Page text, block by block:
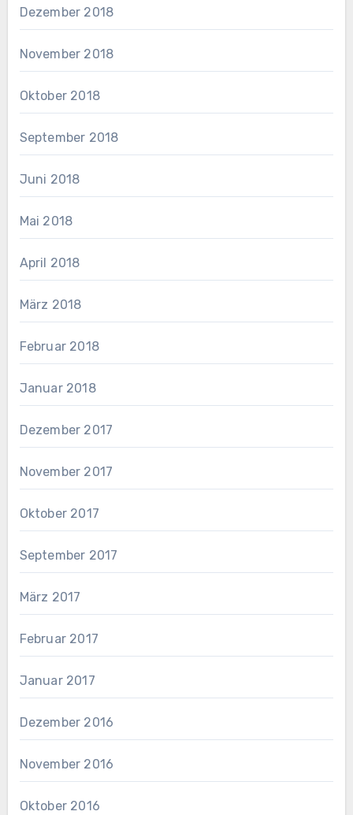
Dezember 2018
November 2018
Oktober 2018
September 2018
Juni 2018
Mai 2018
April 2018
März 2018
Februar 2018
Januar 2018
Dezember 2017
November 2017
Oktober 2017
September 2017
März 2017
Februar 2017
Januar 2017
Dezember 2016
November 2016
Oktober 2016